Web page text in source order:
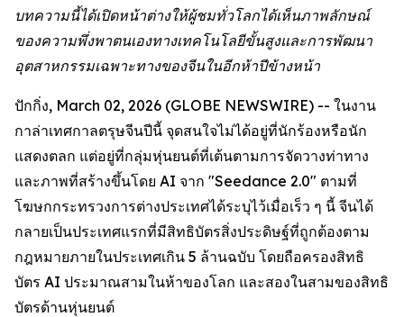
บทความนี้ได้เปิดหน้าต่างให้ผู้ชมทั่วโลกได้เห็นภาพลักษณ์
ของความพึ่งพาตนเองทางเทคโนโลยีขั้นสูงและการพัฒนา
อุตสาหกรรมเฉพาะทางของจีนในอีกห้าปีข้างหน้า
ปักกิ่ง, March 02, 2026 (GLOBE NEWSWIRE) -- ในงาน
กาล่าเทศกาลตรุษจีนปีนี้ จุดสนใจไม่ได้อยู่ที่นักร้องหรือนัก
แสดงตลก แต่อยู่ที่กลุ่มหุ่นยนต์ที่เต้นตามการจัดวางท่าทาง
และภาพที่สร้างขึ้นโดย AI จาก "Seedance 2.0" ตามที่
โฆษกกระทรวงการต่างประเทศได้ระบุไว้เมื่อเร็ว ๆ นี้ จีนได้
กลายเป็นประเทศแรกที่มีสิทธิบัตรสิ่งประดิษฐ์ที่ถูกต้องตาม
กฎหมายภายในประเทศเกิน 5 ล้านฉบับ โดยถือครองสิทธิ
บัตร AI ประมาณสามในห้าของโลก และสองในสามของสิทธิ
บัตรด้านหุ่นยนต์